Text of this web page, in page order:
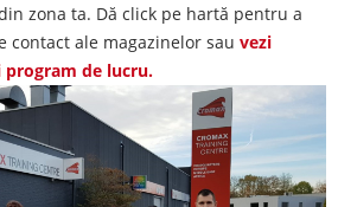
zona ta. Dă click pe hartă pentru a
contact ale magazinelor sau vezi
de lucru.